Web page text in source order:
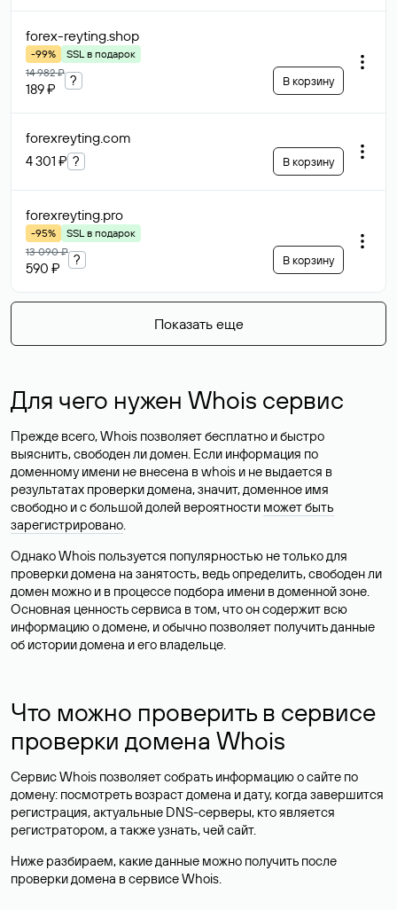
forex-reyting.shop
-99%
SSL в подарок
14 982 ₽
189 ₽
? В корзину
forexreyting.com
4 301 ₽ ? В корзину
forexreyting.pro
-95%
SSL в подарок
13 090 ₽
590 ₽
? В корзину
Показать еще
Для чего нужен Whois сервис
Прежде всего, Whois позволяет бесплатно и быстро
выяснить, свободен ли домен. Если информация по
доменному имени не внесена в whois и не выдается в
результатах проверки домена, значит, доменное имя
свободно и с большой долей вероятности может быть
зарегистрировано.
Однако Whois пользуется популярностью не только для
проверки домена на занятость, ведь определить, свободен ли
домен можно и в процессе подбора имени в доменной зоне.
Основная ценность сервиса в том, что он содержит всю
информацию о домене, и обычно позволяет получить данные
об истории домена и его владельце.
Что можно проверить в сервисе
проверки домена Whois
Сервис Whois позволяет собрать информацию о сайте по
домену: посмотреть возраст домена и дату, когда завершится
регистрация, актуальные DNS-серверы, кто является
регистратором, а также узнать, чей сайт.
Ниже разбираем, какие данные можно получить после
проверки домена в сервисе Whois.